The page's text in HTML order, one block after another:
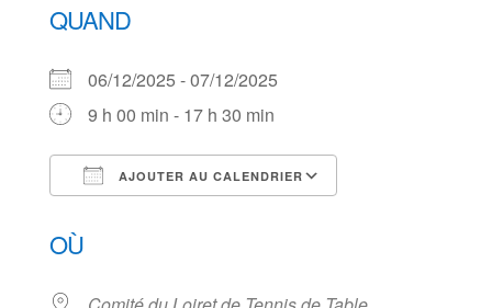
QUAND
06/12/2025 - 07/12/2025
9 h 00 min - 17 h 30 min
AJOUTER AU CALENDRIER
OÙ